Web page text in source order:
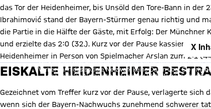
das Tor der Heidenheimer, bis Unsöld den Tore-Bann in
Ibrahimović stand der Bayern-Stürmer genau richtig und
die Partie in die Hälfte der Gäste, mit Erfolg: Der
und erzielte das 2:0 (32.). Kurz vor der Pause kassierte der
Heidenheimer in Person von Spielmacher Arslan zum 2:1
X
Mit Klick auf den Button ermöglichen Sie es diesem sozialen
Vorher kann das soziale Netzwerk keine Daten über Sie
des sozialen Netzwerks auf unserer Website gespeichert
EISKALTE HEIDENHEIMER
Gezeichnet vom Treffer kurz vor der Pause, verlagerte sich
wenn sich der Bayern-Nachwuchs zunehmend schwerer